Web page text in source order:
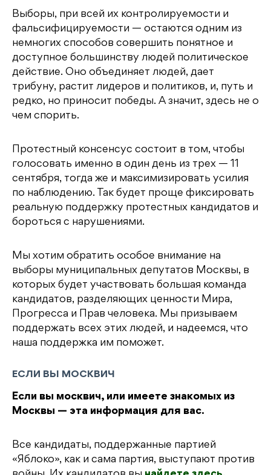
Выборы, при всей их контролируемости и
фальсифицируемости — остаются одним из
немногих способов совершить понятное и
доступное большинству людей политическое
действие. Оно объединяет людей, дает
трибуну, растит лидеров и политиков, и, путь и
редко, но приносит победы. А значит, здесь не о
чем спорить.
Протестный консенсус состоит в том, чтобы
голосовать именно в один день из трех — 11
сентября, тогда же и максимизировать усилия
по наблюдению. Так будет проще фиксировать
реальную поддержку протестных кандидатов и
бороться с нарушениями.
Мы хотим обратить особое внимание на
выборы муниципальных депутатов Москвы, в
которых будет участвовать большая команда
кандидатов, разделяющих ценности Мира,
Прогресса и Прав человека. Мы призываем
поддержать всех этих людей, и надеемся, что
наша поддержка им поможет.
ЕСЛИ ВЫ МОСКВИЧ
Если вы москвич, или имеете знакомых из
Москвы — эта информация для вас.
Все кандидаты, поддержанные партией
«Яблоко», как и сама партия, выступают против